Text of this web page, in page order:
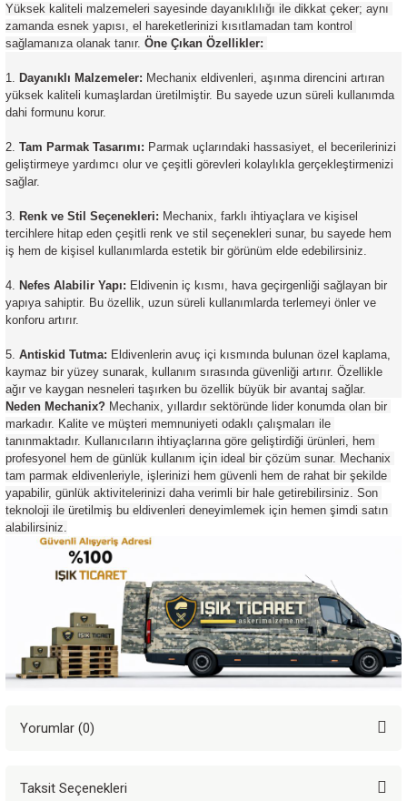
Yüksek kaliteli malzemeleri sayesinde dayanıklılığı ile dikkat çeker; aynı
zamanda esnek yapısı, el hareketlerinizi kısıtlamadan tam kontrol
sağlamanıza olanak tanır. Öne Çıkan Özellikler:
Dayanıklı Malzemeler: Mechanix eldivenleri, aşınma direncini artıran
yüksek kaliteli kumaşlardan üretilmiştir. Bu sayede uzun süreli kullanımda
dahi formunu korur.
Tam Parmak Tasarımı: Parmak uçlarındaki hassasiyet, el becerilerinizi
geliştirmeye yardımcı olur ve çeşitli görevleri kolaylıkla gerçekleştirmenizi
sağlar.
Renk ve Stil Seçenekleri: Mechanix, farklı ihtiyaçlara ve kişisel
tercihlere hitap eden çeşitli renk ve stil seçenekleri sunar, bu sayede hem
iş hem de kişisel kullanımlarda estetik bir görünüm elde edebilirsiniz.
Nefes Alabilir Yapı: Eldivenin iç kısmı, hava geçirgenliği sağlayan bir
yapıya sahiptir. Bu özellik, uzun süreli kullanımlarda terlemeyi önler ve
konforu artırır.
Antiskid Tutma: Eldivenlerin avuç içi kısmında bulunan özel kaplama,
kaymaz bir yüzey sunarak, kullanım sırasında güvenliği artırır. Özellikle
ağır ve kaygan nesneleri taşırken bu özellik büyük bir avantaj sağlar.
Neden Mechanix? Mechanix, yıllardır sektöründe lider konumda olan bir
markadır. Kalite ve müşteri memnuniyeti odaklı çalışmaları ile
tanınmaktadır. Kullanıcıların ihtiyaçlarına göre geliştirdiği ürünleri, hem
profesyonel hem de günlük kullanım için ideal bir çözüm sunar. Mechanix
tam parmak eldivenleriyle, işlerinizi hem güvenli hem de rahat bir şekilde
yapabilir, günlük aktivitelerinizi daha verimli bir hale getirebilirsiniz. Son
teknoloji ile üretilmiş bu eldivenleri deneyimlemek için hemen şimdi satın
alabilirsiniz.
Yorumlar (0)
Taksit Seçenekleri